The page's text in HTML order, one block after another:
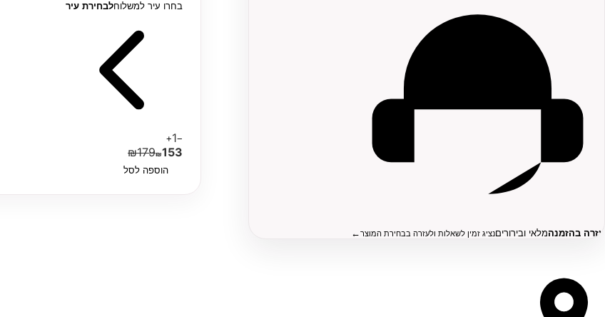
עזרה בהזמנהמלאי ובירוריםנציג זמין לשאלות ולעזרה בבחירת המוצר←
בחרו עיר למשלוחלבחירת עיר
−
1
+
₪179₪153
הוספה לסל